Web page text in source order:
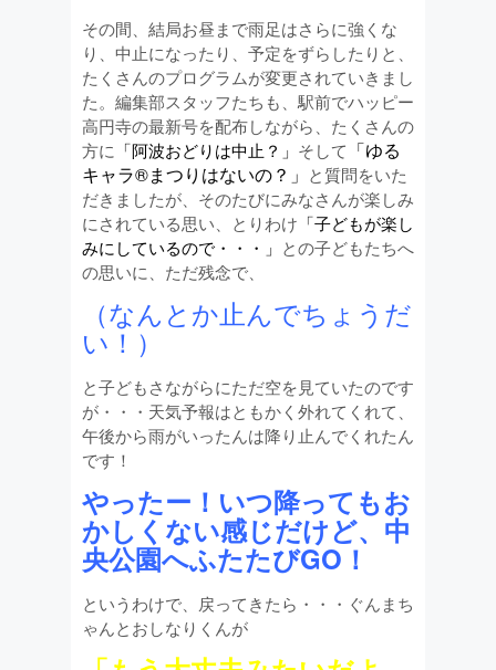
その間、結局お昼まで雨足はさらに強くな
り、中止になったり、予定をずらしたりと、
たくさんのプログラムが変更されていきまし
た。編集部スタッフたちも、駅前でハッピー
高円寺の最新号を配布しながら、たくさんの
方に 「阿波おどりは中止？」 そして 「ゆる
キャラ®まつりはないの？」 と質問をいた
だきましたが、そのたびにみなさんが楽しみ
にされている思い、とりわけ 「子どもが楽し
みにしているので・・・」 との子どもたちへ
の思いに、ただ残念で、
（なんとか止んでちょうだ
い！）
と子どもさながらにただ空を見ていたのです
が・・・天気予報はともかく外れてくれて、
午後から雨がいったんは降り止んでくれたん
です！
やったー！いつ降ってもお
かしくない感じだけど、中
央公園へふたたびGO！
というわけで、戻ってきたら・・・ぐんまち
ゃんとおしなりくんが